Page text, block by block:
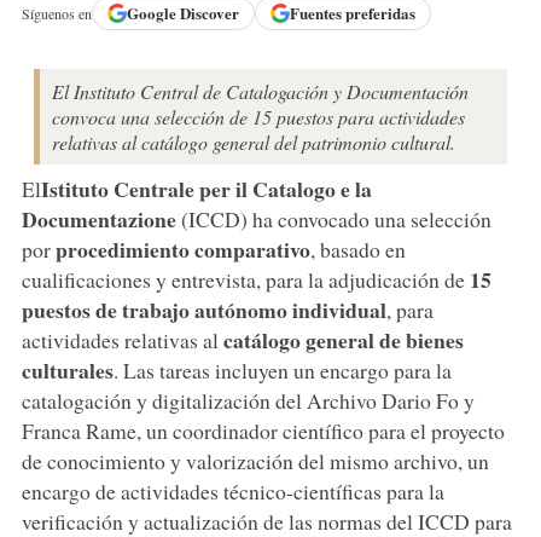
Síguenos en GoogleDiscover Fuentes preferidas
El Instituto Central de Catalogación y Documentación
convoca una selección de 15 puestos para actividades
relativas al catálogo general del patrimonio cultural.
ElIstituto Centrale per il Catalogo e la
Documentazione(ICCD) ha convocado una selección
porprocedimiento comparativo, basado en
cualificaciones y entrevista, para la adjudicación de 15
puestos de trabajo autónomo individual, para
actividades relativas al catálogo general de bienes
culturales. Las tareas incluyen un encargo para la
catalogación y digitalización del Archivo Dario Fo y
Franca Rame, un coordinador científico para el proyecto
de conocimiento y valorización del mismo archivo, un
encargo de actividades técnico-científicas para la
verificación y actualización de las normas del ICCD para